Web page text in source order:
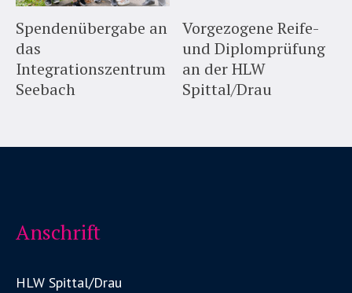
Spendenübergabe an
das
Integrationszentrum
Seebach
Vorgezogene Reife-
und Diplomprüfung
an der HLW
Spittal/Drau
Anschrift
HLW Spittal/Drau